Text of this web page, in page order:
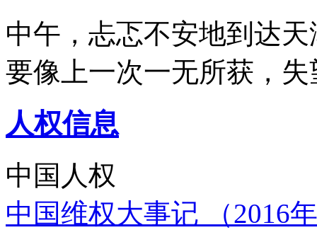
中午，忐忑不安地到达
要像上一次一无所获，
人权信息
中国人权
中国维权大事记 （2016